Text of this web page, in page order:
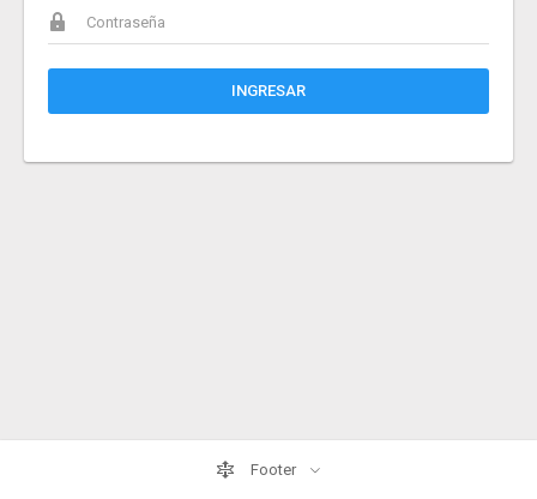
INGRESAR
Footer